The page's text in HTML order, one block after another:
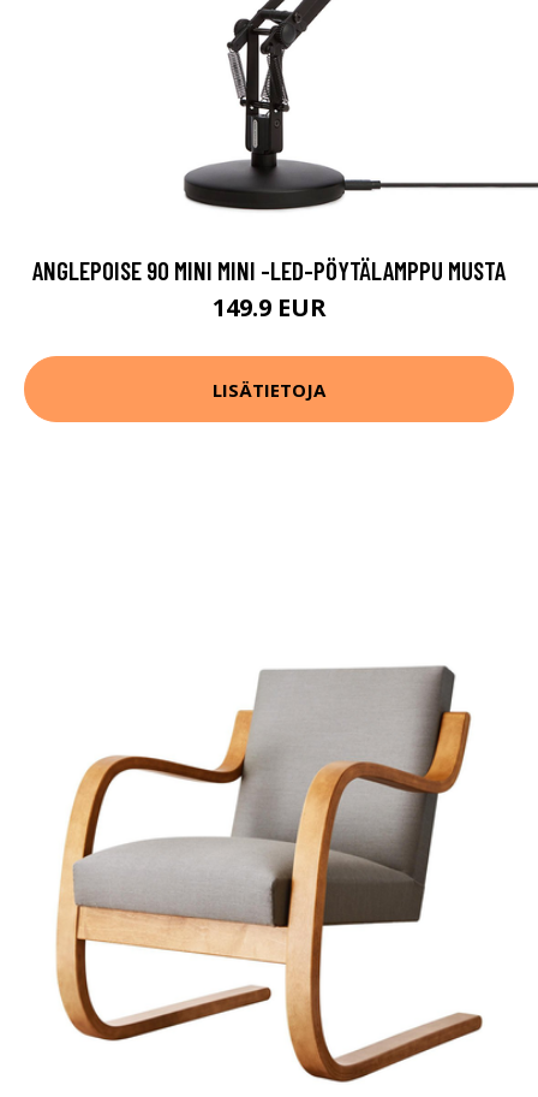
ANGLEPOISE 90 MINI MINI -LED-PÖYTÄLAMPPU MUSTA
149.9 EUR
LISÄTIETOJA